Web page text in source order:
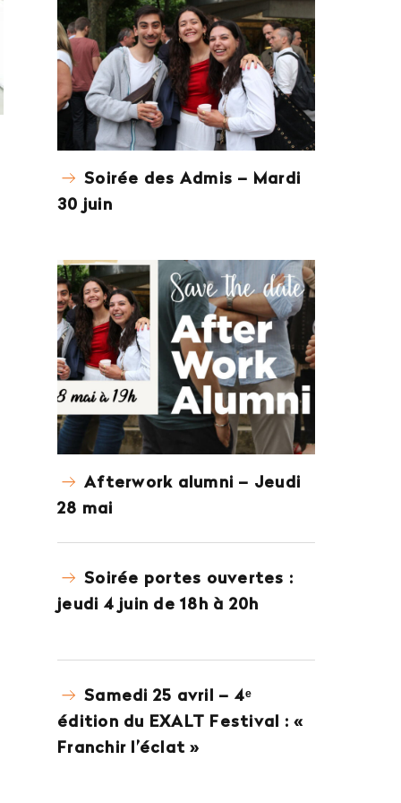
Soirée des Admis – Mardi
30 juin
Afterwork alumni – Jeudi
28 mai
Soirée portes ouvertes :
jeudi 4 juin de 18h à 20h
Samedi 25 avril – 4ᵉ
édition du EXALT Festival : «
Franchir l’éclat »